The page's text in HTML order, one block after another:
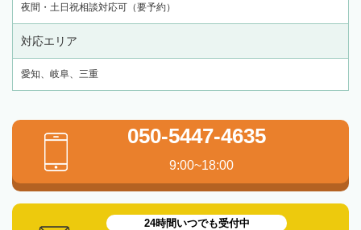
夜間・土日祝相談対応可（要予約）
対応エリア
愛知、岐阜、三重
050-5447-4635
9:00~18:00
24時間いつでも受付中